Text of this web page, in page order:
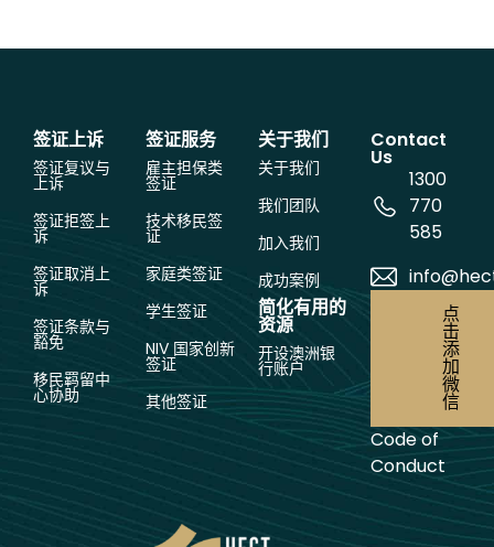
签证上诉
签证复议与
上诉
签证拒签上
诉
签证取消上
诉
签证条款与
豁免
移民羁留中
心协助
签证服务
雇主担保类
签证
技术移民签
证
家庭类签证
学生签证
NIV 国家创新
签证
其他签证
关于我们
关于我们
我们团队
加入我们
成功案例
简化有用的
资源
开设澳洲银
行账户
Contact
Us
1300
770
585
点
击
添
加
微
信
Code of
Conduct